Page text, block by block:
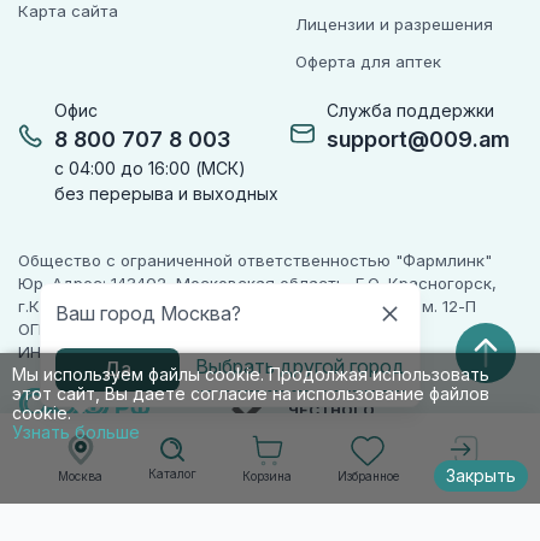
Москва
Ваш город Москва?
Да Выбрать другой город
Каталог Корзина Избранное Войти
Мы используем файлы cookie. Продолжая использовать
этот сайт, Вы даете согласие на использование файлов
cookie.
Узнать больше
Закрыть
Офис
8 800 707 8 003
с 04:00 до 16:00 (МСК)
без перерыва и выходных
Служба поддержки
support@009.am
Карта сайта
Лицензии и разрешения
Оферта для аптек
Общество с ограниченной ответственностью "Фармлинк"
Юр. Адрес: 143402, Московская область, Г.О. Красногорск,
г.Красногорск, ул. Жуковского, д. 17, помещ. III, ком. 12-П
ОГРН 1225000071955
ИНН 5024223277
ПАРТНЕР
ЧЕСТНОГО